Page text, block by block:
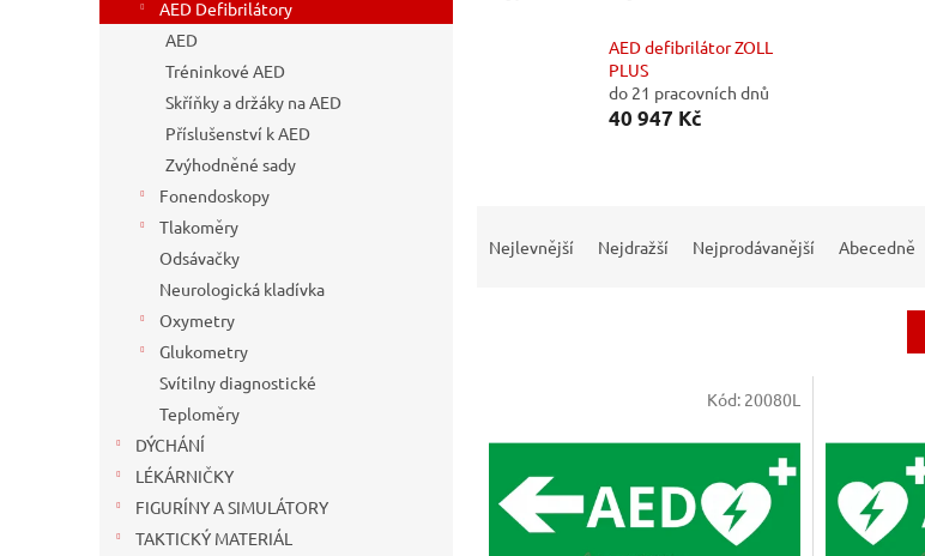
e
AED Defibrilátory
AED
Tréninkové AED
Skříňky a držáky na AED
Příslušenství k AED
Zvýhodněné sady
Fonendoskopy
Tlakoměry
Odsávačky
Neurologická kladívka
Oxymetry
Glukometry
Svítilny diagnostické
Teploměry
DÝCHÁNÍ
LÉKÁRNIČKY
FIGURÍNY A SIMULÁTORY
TAKTICKÝ MATERIÁL
AED defibrilátor ZOLL
PLUS
do 21 pracovních dnů
40 947 Kč
Nejlevnější Nejdražší Nejprodávanější Abecedně
p
Kód: 20080L